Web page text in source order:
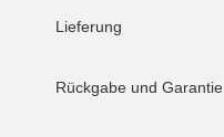
Lieferung
Rückgabe und Garantie